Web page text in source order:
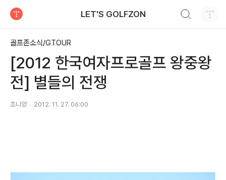
LET'S GOLFZON
골프존소식/GTOUR
[2012 한국여자프로골프 왕중왕
전] 별들의 전쟁
조니양 2012. 11. 27. 06:00